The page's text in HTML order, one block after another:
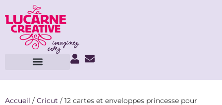
Accueil / Cricut / 12 cartes et enveloppes princesse pour